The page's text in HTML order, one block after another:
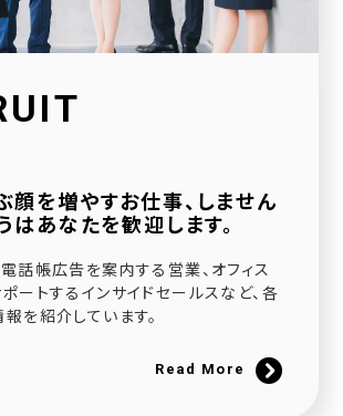
ューアルいたしました！
協働で生活べんり帳を制作いたしました
グノートの個別販売を開始しました！
エンディングノートを制作いたしました
顔を増やすお仕事、しません
はあなたを歓迎します。
話帳広告を案内する営業、オフィス
ートするインサイドセールスなど、各
を紹介しています。
Read More